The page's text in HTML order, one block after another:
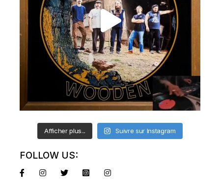
Afficher plus... Suivre sur Instagram
FOLLOW US: